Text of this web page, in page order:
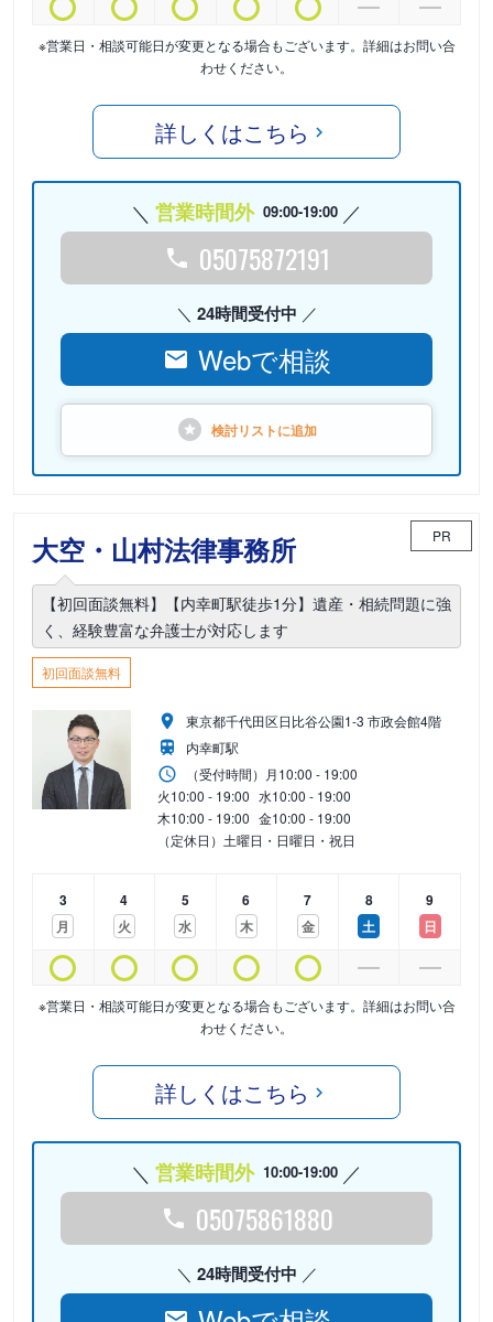
※営業日・相談可能日が変更となる場合もございます。詳細はお問い合
わせください。
詳しくはこちら
営業時間外 09:00-19:00
05075872191
24時間受付中
Webで相談
検討リストに追加
大空・山村法律事務所 PR
【初回面談無料】【内幸町駅徒歩1分】遺産・相続問題に強
く、経験豊富な弁護士が対応します
初回面談無料
東京都千代田区日比谷公園1-3 市政会館4階
内幸町駅
（受付時間） 月10:00 - 19:00
火10:00 - 19:00 水10:00 - 19:00
木10:00 - 19:00 金10:00 - 19:00
（定休日）土曜日・日曜日・祝日
3
月
4
火
5
水
6
木
7
金
8
土
9
日
※営業日・相談可能日が変更となる場合もございます。詳細はお問い合
わせください。
詳しくはこちら
営業時間外 10:00-19:00
05075861880
24時間受付中